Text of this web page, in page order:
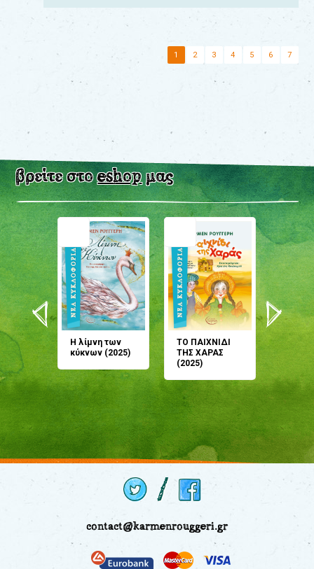
1 2 3 4 5 6 7
βρείτε στοeshopμας
Η λίμνη των
κύκνων (2025)
ΤΟ ΠΑΙΧΝΙΔΙ
ΤΗΣ ΧΑΡΑΣ
(2025)
μου;
(2024)
contact@karmenrouggeri.gr